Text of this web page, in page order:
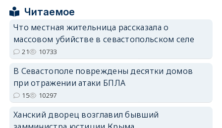
erid: 2SDnjdPjgYS
Читаемое
Что местная жительница рассказала о
массовом убийстве в севастопольском селе
21 10733
В Севастополе повреждены десятки домов
при отражении атаки БПЛА
15 10297
Ханский дворец возглавил бывший